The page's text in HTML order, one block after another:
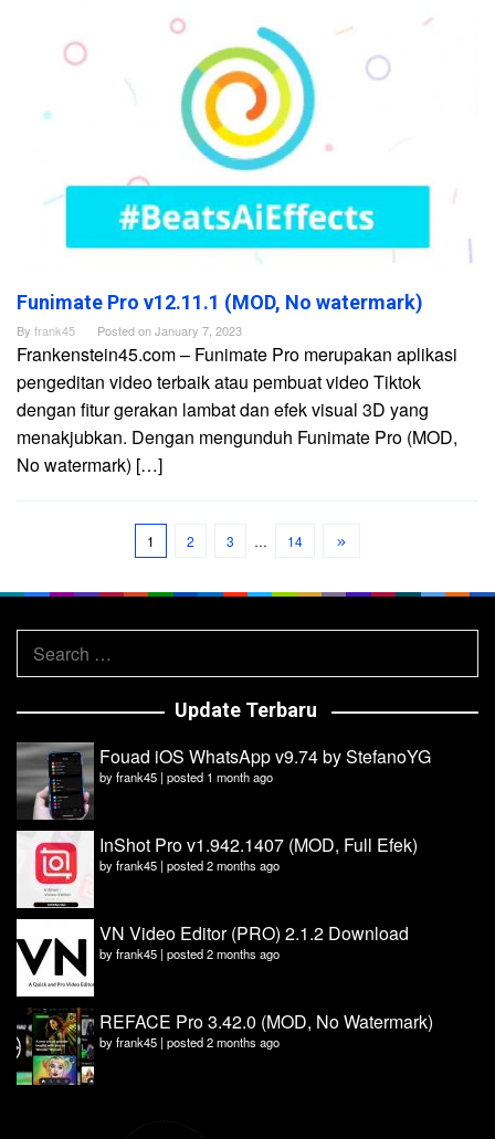
Funimate Pro v12.11.1 (MOD, No watermark)
By frank45 Posted onJanuary 7, 2023
Frankenstein45.com – Funimate Pro merupakan aplikasi
pengeditan video terbaik atau pembuat video Tiktok
dengan fitur gerakan lambat dan efek visual 3D yang
menakjubkan. Dengan mengunduh Funimate Pro (MOD,
No watermark) […]
1 2 3 … 14
Search
for:
Update Terbaru
Fouad iOS WhatsApp v9.74 by StefanoYG
byfrank45 | posted 1 month ago
InShot Pro v1.942.1407 (MOD, Full Efek)
byfrank45 | posted 2 months ago
VN Video Editor (PRO) 2.1.2 Download
byfrank45 | posted 2 months ago
REFACE Pro 3.42.0 (MOD, No Watermark)
byfrank45 | posted 2 months ago